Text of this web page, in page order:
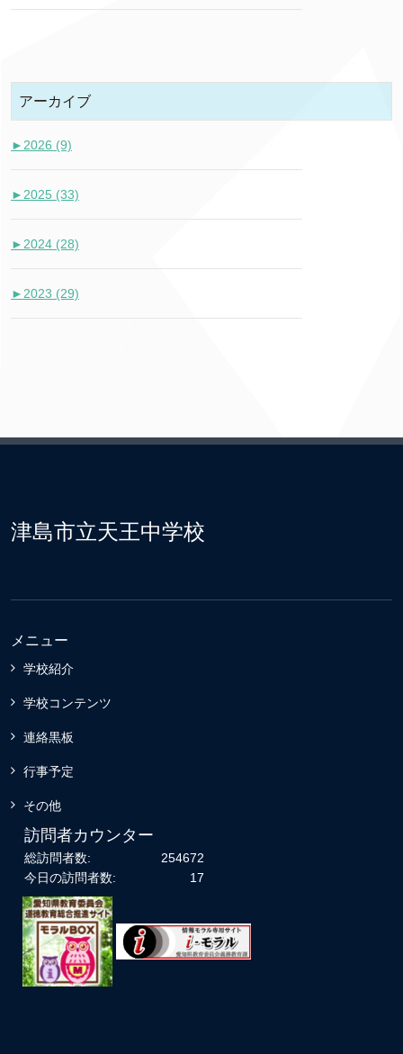
アーカイブ
►2026 (9)
►2025 (33)
►2024 (28)
►2023 (29)
津島市立天王中学校
メニュー
学校紹介
学校コンテンツ
連絡黒板
行事予定
その他
訪問者カウンター
254672
総訪問者数:
17
今日の訪問者数: